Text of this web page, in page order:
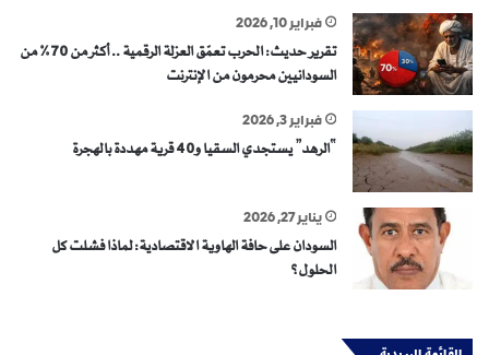
فبراير 10, 2026
تقرير حديث: الحرب تعمّق العزلة الرقمية .. أكثر من 70% من
السودانيين محرمون من الإنترنت
فبراير 3, 2026
“الرهد” يستجدي السقيا و40 قرية مهددة بالهجرة
يناير 27, 2026
السودان على حافة الهاوية الاقتصادية: لماذا فشلت كل
الحلول؟